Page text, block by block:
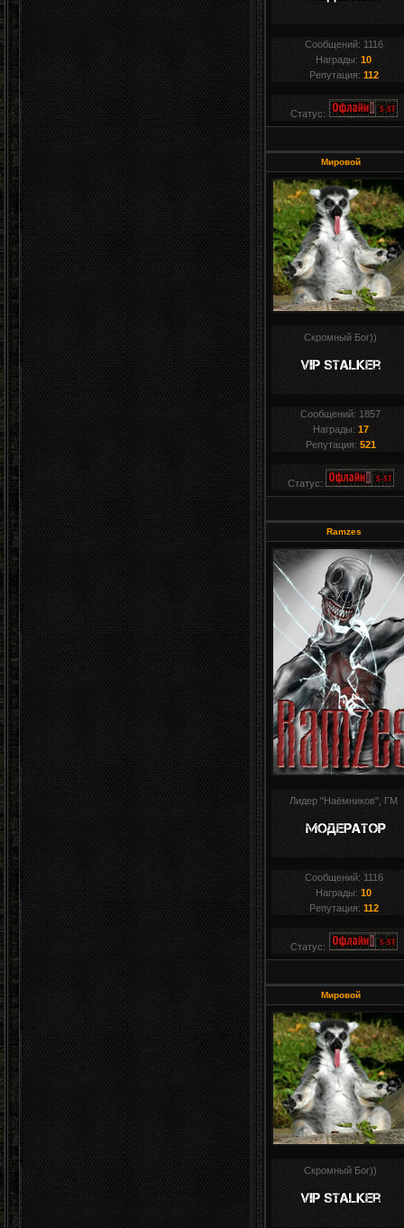
Сообщений: 1116
Награды:10
Репутация: 112
Статус:
Мировой
Скромный Бог))
Сообщений: 1857
Награды: 17
Репутация: 521
Статус:
Ramzes
Лидер "Наёмников", ГМ
Сообщений: 1116
Награды:10
Репутация: 112
Статус:
Мировой
Скромный Бог))